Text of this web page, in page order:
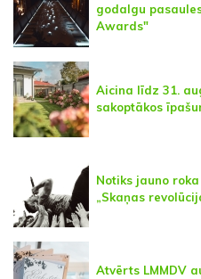
godalgu
Awards"
Aicina līdz 31.
sakoptākos
Notiks jauno
„Skaņas
Atvērts LMMDV